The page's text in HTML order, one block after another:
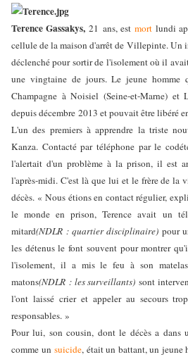
Terence Gassakys, 21 ans, est mort lundi
cellule de la maison d'arrêt de Villepinte. Un
déclenché pour sortir de l'isolement où il
une vingtaine de jours. Le jeune
Champagne à Noisiel (Seine-et-Marne) et
depuis décembre 2013 et pouvait être libéré
L'un des premiers à apprendre la triste
Kanza. Contacté par téléphone par le
l'alertait d'un problème à la prison, il est
l'après-midi. C'est là que lui et le frère de la
décès. « Nous étions en contact régulier,
le monde en prison, Terence avait un
mitard(NDLR : quartier disciplinaire) pour
les détenus le font souvent pour montrer
l'isolement, il a mis le feu à son
matons(NDLR : les surveillants) sont
l'ont laissé crier et appeler au secours
responsables. »
Pour lui, son cousin, dont le décès a dans
comme un suicide, était un battant, un jeune